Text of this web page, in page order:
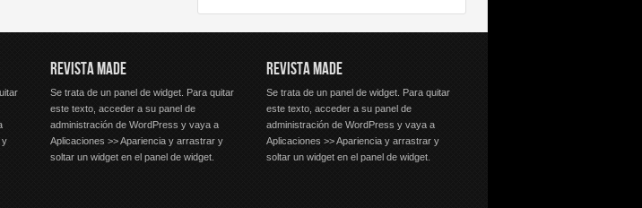
y
REVISTA MADE
Se trata de un panel de widget. Para quitar
este texto, acceder a su panel de
administración de WordPress y vaya a
Aplicaciones >> Apariencia y arrastrar y
soltar un widget en el panel de widget.
REVISTA MADE
Se trata de un panel de widget. Para quitar
este texto, acceder a su panel de
administración de WordPress y vaya a
Aplicaciones >> Apariencia y arrastrar y
soltar un widget en el panel de widget.